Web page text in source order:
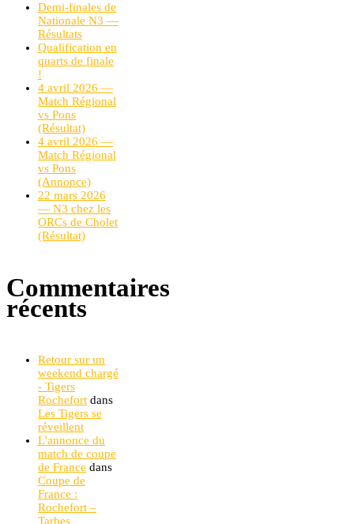
Demi-finales de
Nationale N3 —
Résultats
Qualification en
quarts de finale
!
4 avril 2026 —
Match Régional
vs Pons
(Résultat)
4 avril 2026 —
Match Régional
vs Pons
(Annonce)
22 mars 2026
— N3 chez les
ORCs de Cholet
(Résultat)
Commentaires
récents
Retour sur un
weekend chargé
- Tigers
Rochefort dans
Les Tigers se
réveillent
L'annonce du
match de coupe
de France dans
Coupe de
France :
Rochefort –
Tarbes